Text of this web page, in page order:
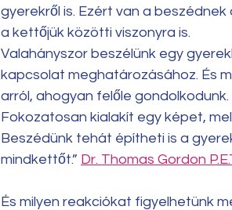
gyerekről is. Ezért van a
a kettőjük közötti viszonyra is.
Valahányszor beszélünk egy
kapcsolat meghatározásához. És
arról, ahogyan felőle gondolkodunk.
Fokozatosan kialakít egy képet,
Beszédünk tehát építheti is a
mindkettőt.” Dr. Thomas Gordon
És milyen reakciókat figyelhetünk